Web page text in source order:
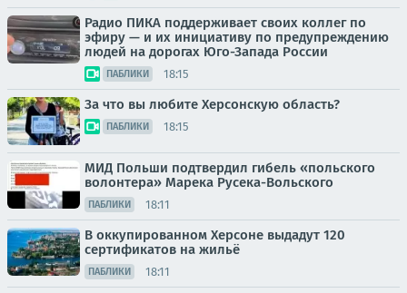
Радио ПИКА поддерживает своих коллег по
эфиру — и их инициативу по предупреждению
людей на дорогах Юго-Запада России
ПАБЛИКИ 18:15
За что вы любите Херсонскую область?
ПАБЛИКИ 18:15
МИД Польши подтвердил гибель «польского
волонтера» Марека Русека-Вольского
ПАБЛИКИ 18:11
В оккупированном Херсоне выдадут 120
сертификатов на жильё
ПАБЛИКИ 18:11